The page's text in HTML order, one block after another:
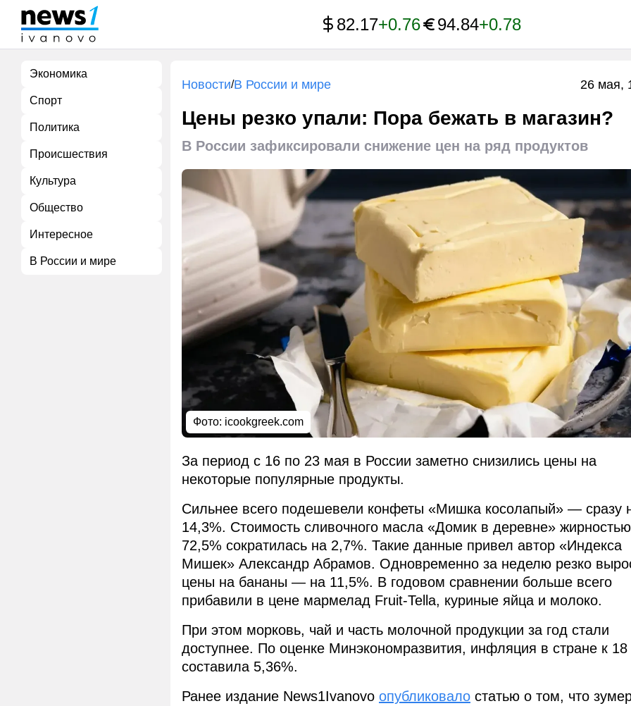
82.17+0.76 94.84+0.78
Экономика
Спорт
Политика
Происшествия
Культура
Общество
Интересное
В России и мире
Новости/В России и мире 26 мая,
Цены резко упали: Пора бежать в магазин?
В России зафиксировали снижение цен на ряд продуктов
Фото: icookgreek.com
За период с 16 по 23 мая в России заметно снизились цены на
некоторые популярные продукты.
Сильнее всего подешевели конфеты «Мишка косолапый» — сразу
14,3%. Стоимость сливочного масла «Домик в деревне» жирностью
72,5% сократилась на 2,7%. Такие данные привел автор «Индекса
Мишек» Александр Абрамов. Одновременно за неделю резко
цены на бананы — на 11,5%. В годовом сравнении больше всего
прибавили в цене мармелад Fruit-Tella, куриные яйца и молоко.
При этом морковь, чай и часть молочной продукции за год стали
доступнее. По оценке Минэкономразвития, инфляция в стране к
составила 5,36%.
Ранее издание News1Ivanovo опубликовало статью о том, что